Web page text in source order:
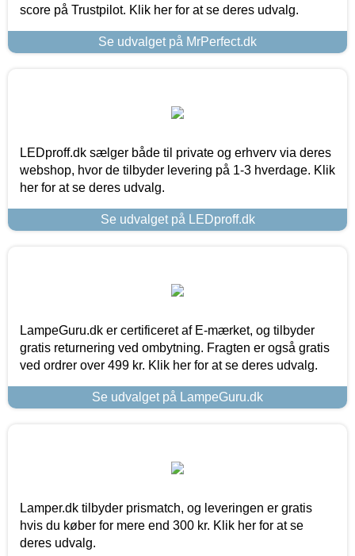
score på Trustpilot. Klik her for at se deres udvalg.
Se udvalget på MrPerfect.dk
LEDproff.dk sælger både til private og erhverv via deres
webshop, hvor de tilbyder levering på 1-3 hverdage. Klik
her for at se deres udvalg.
Se udvalget på LEDproff.dk
LampeGuru.dk er certificeret af E-mærket, og tilbyder
gratis returnering ved ombytning. Fragten er også gratis
ved ordrer over 499 kr. Klik her for at se deres udvalg.
Se udvalget på LampeGuru.dk
Lamper.dk tilbyder prismatch, og leveringen er gratis
hvis du køber for mere end 300 kr. Klik her for at se
deres udvalg.